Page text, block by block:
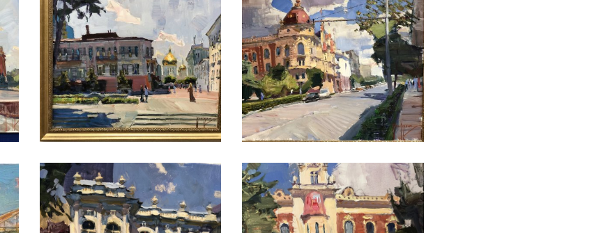
ПЕТРУХИН АЛЕКСЕЙ
ПЕТРУХИН АЛЕКСЕЙ